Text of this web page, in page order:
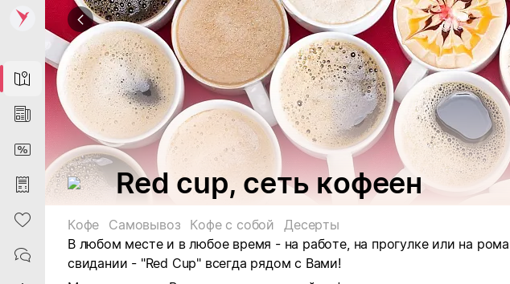
Map
News
DiscountCard
Purchases
Heart
Contacts
Red cup, сеть кофеен
Кофе Самовывоз Кофе с собой
Десерты
В любом месте и в любое время - на работе, на прогулке или на
свидании - "Red Cup" всегда рядом с Вами!